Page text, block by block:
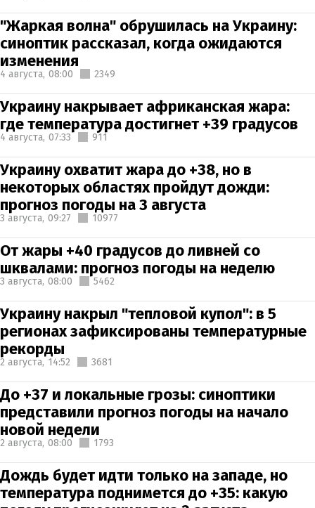
"Жаркая волна" обрушилась на Украину:
синоптик рассказал, когда ожидаются
изменения
4 августа, 08:00 2349
Украину накрывает африканская жара:
где температура достигнет +39 градусов
4 августа, 07:33 911
Украину охватит жара до +38, но в
некоторых областях пройдут дожди:
прогноз погоды на 3 августа
3 августа, 09:27 10977
От жары +40 градусов до ливней со
шквалами: прогноз погоды на неделю
3 августа, 08:00 5462
Украину накрыл "тепловой купол": в 5
регионах зафиксированы температурные
рекорды
2 августа, 14:52 3681
До +37 и локальные грозы: синоптики
представили прогноз погоды на начало
новой недели
2 августа, 08:00 1793
Дождь будет идти только на западе, но
температура поднимется до +35: какую